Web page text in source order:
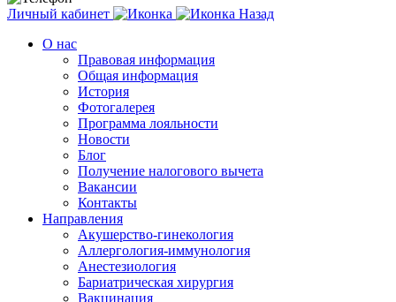
Личный кабинет
Назад
О нас
Правовая информация
Общая информация
История
Фотогалерея
Программа лояльности
Новости
Блог
Получение налогового вычета
Вакансии
Контакты
Направления
Акушерство-гинекология
Аллергология-иммунология
Анестезиология
Бариатрическая хирургия
Вакцинация